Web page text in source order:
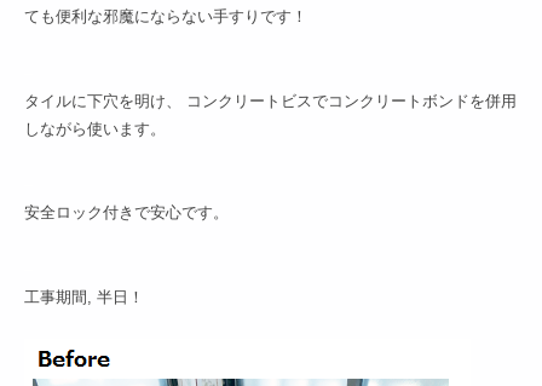
ても便利な邪魔にならない手すりです！
タイルに下穴を明け、 コンクリートビスでコンクリートボンドを併用
しながら使います。
安全ロック付きで安心です。
工事期間, 半日！